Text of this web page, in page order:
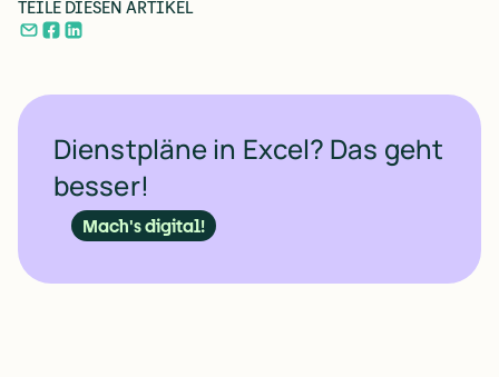
TEILE DIESEN ARTIKEL
Dienstpläne in Excel? Das geht
besser!
Mach's digital!